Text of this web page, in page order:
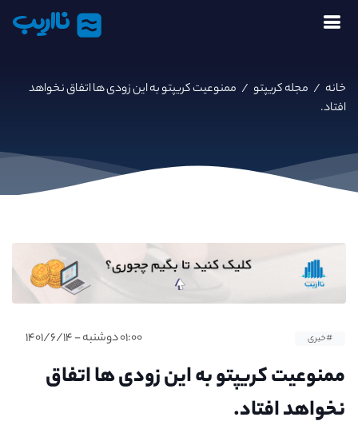
نااریب
خانه / مجله کریپتو / ممنوعیت کریپتو به این زودی ها اتفاق نخواهد
افتاد.
#خبری ۰۱:۰۰ دوشنبه - ۱۴۰۱/۶/۱۴
ممنوعیت کریپتو به این زودی ها اتفاق
نخواهد افتاد.